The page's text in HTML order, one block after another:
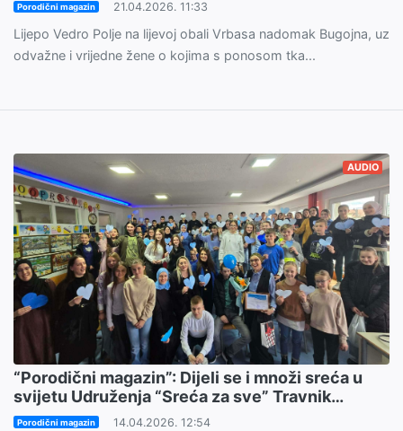
Porodični magazin 21.04.2026. 11:33
Lijepo Vedro Polje na lijevoj obali Vrbasa nadomak Bugojna, uz
odvažne i vrijedne žene o kojima s ponosom tka...
AUDIO
“Porodični magazin”: Dijeli se i množi sreća u
svijetu Udruženja “Sreća za sve” Travnik…
Porodični magazin 14.04.2026. 12:54